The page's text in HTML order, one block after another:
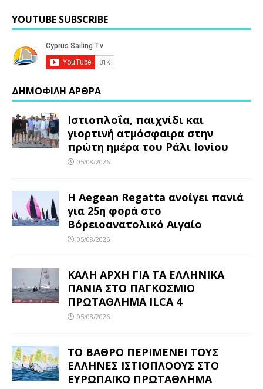
YOUTUBE SUBSCRIBE
ΔΗΜΟΦΙΛΗ ΑΡΘΡΑ
Ιστιοπλοΐα, παιχνίδι και
γιορτινή ατμόσφαιρα στην
πρώτη ημέρα του Ράλι Ιονίου
05/08/2026
Η Aegean Regatta ανοίγει πανιά
για 25η φορά στο
Βόρειοανατολικό Αιγαίο
05/08/2026
ΚΑΛΗ ΑΡΧΗ ΓΙΑ ΤΑ ΕΛΛΗΝΙΚΑ
ΠΑΝΙΑ ΣΤΟ ΠΑΓΚΟΣΜΙΟ
ΠΡΩΤΑΘΛΗΜΑ ILCA 4
05/08/2026
ΤΟ ΒΑΘΡΟ ΠΕΡΙΜΕΝΕΙ ΤΟΥΣ
ΕΛΛΗΝΕΣ ΙΣΤΙΟΠΛΟΟΥΣ ΣΤΟ
ΕΥΡΩΠΑΪΚΟ ΠΡΩΤΑΘΛΗΜΑ